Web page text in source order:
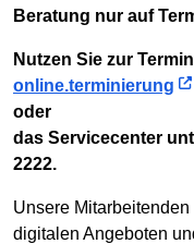
Beratung nur auf
Nutzen Sie zur
online.terminierung
oder
das Servicecenter
2222.
Unsere
digitalen Angeboten